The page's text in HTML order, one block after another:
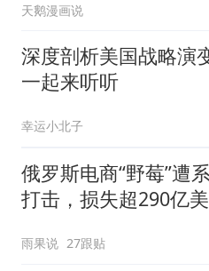
天鹅漫画说
深度剖析美国战略演
一起来听听
幸运小北子
俄罗斯电商“野莓”遭
打击，损失超290亿
雨果说 27跟贴